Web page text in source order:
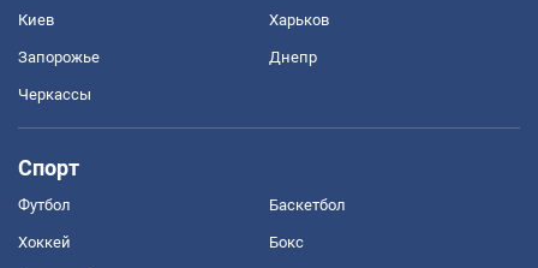
Киев Харьков
Запорожье Днепр
Черкассы
Спорт
Футбол Баскетбол
Хоккей Бокс